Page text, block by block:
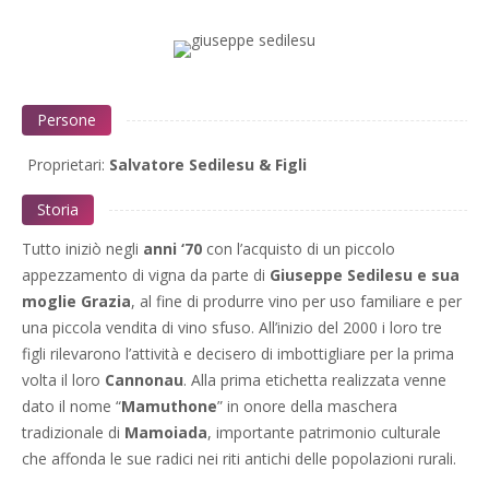
Persone
Proprietari: Salvatore Sedilesu & Figli
Storia
Tutto iniziò negli anni ‘70 con l’acquisto di un piccolo
appezzamento di vigna da parte di Giuseppe Sedilesu e sua
moglie Grazia, al fine di produrre vino per uso familiare e per
una piccola vendita di vino sfuso. All’inizio del 2000 i loro tre
figli rilevarono l’attività e decisero di imbottigliare per la prima
volta il loro Cannonau. Alla prima etichetta realizzata venne
dato il nome “Mamuthone” in onore della maschera
tradizionale di Mamoiada, importante patrimonio culturale
che affonda le sue radici nei riti antichi delle popolazioni rurali.